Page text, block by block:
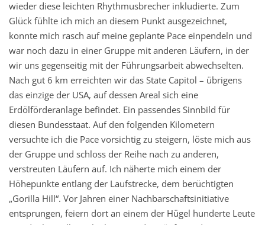
wieder diese leichten Rhythmusbrecher inkludierte. Zum
Glück fühlte ich mich an diesem Punkt ausgezeichnet,
konnte mich rasch auf meine geplante Pace einpendeln und
war noch dazu in einer Gruppe mit anderen Läufern, in der
wir uns gegenseitig mit der Führungsarbeit abwechselten.
Nach gut 6 km erreichten wir das State Capitol – übrigens
das einzige der USA, auf dessen Areal sich eine
Erdölförderanlage befindet. Ein passendes Sinnbild für
diesen Bundesstaat. Auf den folgenden Kilometern
versuchte ich die Pace vorsichtig zu steigern, löste mich aus
der Gruppe und schloss der Reihe nach zu anderen,
verstreuten Läufern auf. Ich näherte mich einem der
Höhepunkte entlang der Laufstrecke, dem berüchtigten
„Gorilla Hill“. Vor Jahren einer Nachbarschaftsinitiative
entsprungen, feiern dort an einem der Hügel hunderte Leute